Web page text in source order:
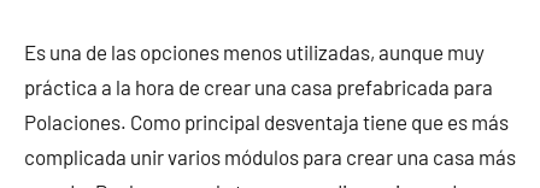
Es una de las opciones menos utilizadas, aunque muy
práctica a la hora de crear una casa prefabricada para
Polaciones. Como principal desventaja tiene que es más
complicada unir varios módulos para crear una casa más